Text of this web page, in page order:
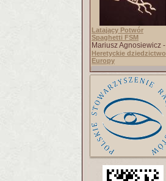
Latający Potwór
Spaghetti FSM
Mariusz Agnosiewicz -
Heretyckie dziedzictwo
Europy